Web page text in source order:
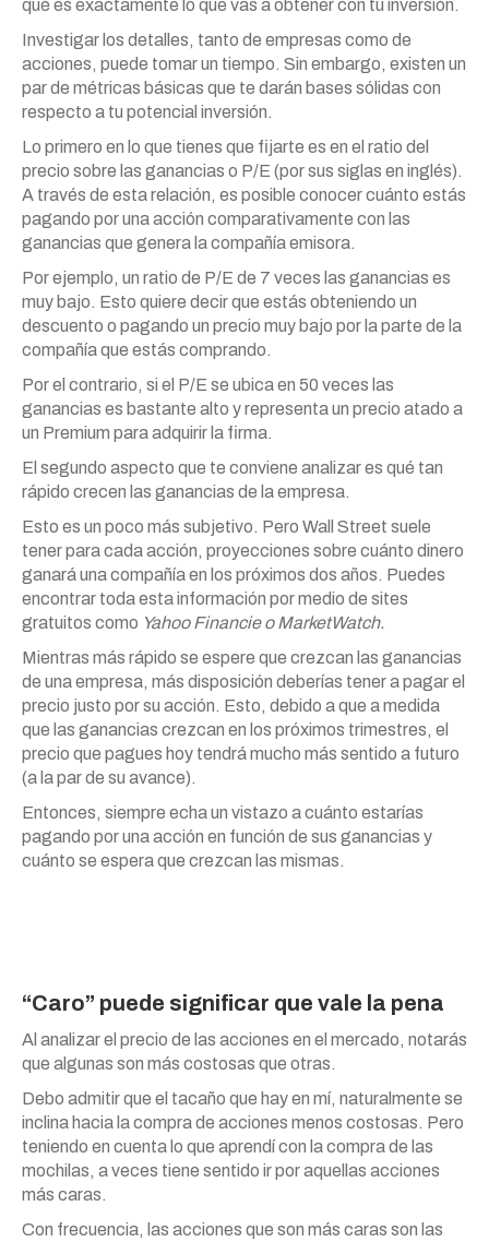
qué es exactamente lo que vas a obtener con tu inversión.
Investigar los detalles, tanto de empresas como de
acciones, puede tomar un tiempo. Sin embargo, existen un
par de métricas básicas que te darán bases sólidas con
respecto a tu potencial inversión.
Lo primero en lo que tienes que fijarte es en el ratio del
precio sobre las ganancias o P/E (por sus siglas en inglés).
A través de esta relación, es posible conocer cuánto estás
pagando por una acción comparativamente con las
ganancias que genera la compañía emisora.
Por ejemplo, un ratio de P/E de 7 veces las ganancias es
muy bajo. Esto quiere decir que estás obteniendo un
descuento o pagando un precio muy bajo por la parte de la
compañía que estás comprando.
Por el contrario, si el P/E se ubica en 50 veces las
ganancias es bastante alto y representa un precio atado a
un Premium para adquirir la firma.
El segundo aspecto que te conviene analizar es qué tan
rápido crecen las ganancias de la empresa.
Esto es un poco más subjetivo. Pero Wall Street suele
tener para cada acción, proyecciones sobre cuánto dinero
ganará una compañía en los próximos dos años. Puedes
encontrar toda esta información por medio de sites
gratuitos como Yahoo Financie o MarketWatch.
Mientras más rápido se espere que crezcan las ganancias
de una empresa, más disposición deberías tener a pagar el
precio justo por su acción. Esto, debido a que a medida
que las ganancias crezcan en los próximos trimestres, el
precio que pagues hoy tendrá mucho más sentido a futuro
(a la par de su avance).
Entonces, siempre echa un vistazo a cuánto estarías
pagando por una acción en función de sus ganancias y
cuánto se espera que crezcan las mismas.
“Caro” puede significar que vale la pena
Al analizar el precio de las acciones en el mercado, notarás
que algunas son más costosas que otras.
Debo admitir que el tacaño que hay en mí, naturalmente se
inclina hacia la compra de acciones menos costosas. Pero
teniendo en cuenta lo que aprendí con la compra de las
mochilas, a veces tiene sentido ir por aquellas acciones
más caras.
Con frecuencia, las acciones que son más caras son las